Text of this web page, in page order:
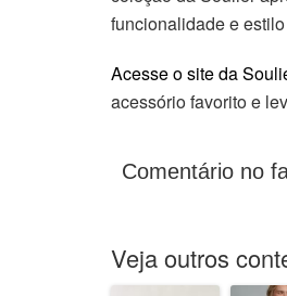
funcionalidade e
Acesse o site da
acessório favorito e
Comentário no
Veja outros